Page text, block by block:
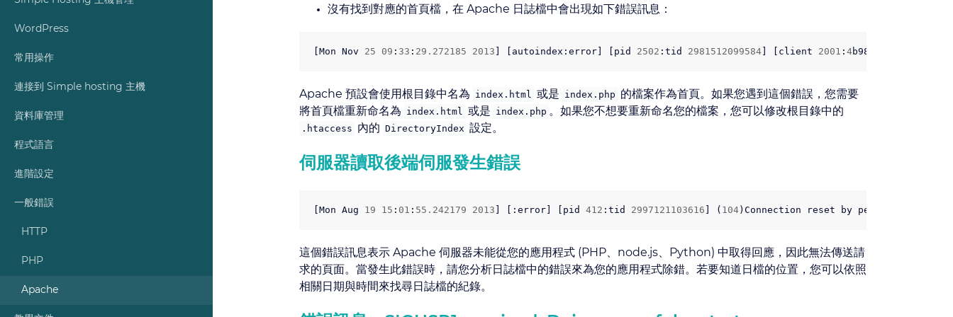
WordPress
常用操作
連接到 Simple hosting 主機
資料庫管理
程式語言
進階設定
一般錯誤
HTTP
PHP
Apache
沒有找到對應的首頁檔，在 Apache 日誌檔中會出現如下錯誤訊息：
Mon Nov 25 09 : 33 : 29.272185 2013 autoindex : error pid 2502 : tid 2981512099584 client 2001 : 4b98
Apache 預設會使用根目錄中名為 index.html 或是 index.php 的檔案作為首頁。如果您遇到這個錯誤，您需要
將首頁檔重新命名為 index.html 或是 index.php 。如果您不想要重新命名您的檔案，您可以修改根目錄中的
.htaccess 內的 DirectoryIndex 設定。
伺服器讀取後端伺服發生錯誤
Mon Aug 19 15 : 01 : 55.242179 2013 [: error pid 412 : tid 2997121103616 ( 104) Connection reset by peer
這個錯誤訊息表示 Apache 伺服器未能從您的應用程式 (PHP、node.js、Python) 中取得回應，因此無法傳送請
求的頁面。當發生此錯誤時，請您分析日誌檔中的錯誤來為您的應用程式除錯。若要知道日檔的位置，您可以依照
相關日期與時間來找尋日誌檔的紀錄。